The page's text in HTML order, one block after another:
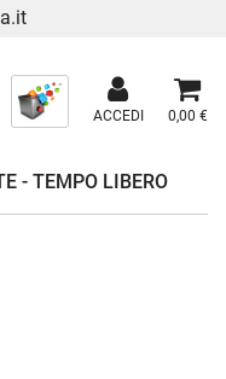
ACCEDI 0,00 €
- TEMPO LIBERO